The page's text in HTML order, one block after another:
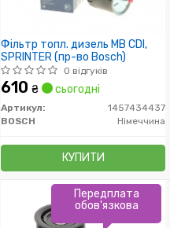
Фільтр топл. дизель MB CDI,
SPRINTER (пр-во Bosch)
0 відгуків
610 ₴ сьогодні
Артикул:
1457434437
BOSCH
Німеччина
КУПИТИ
Передплата
обов'язкова